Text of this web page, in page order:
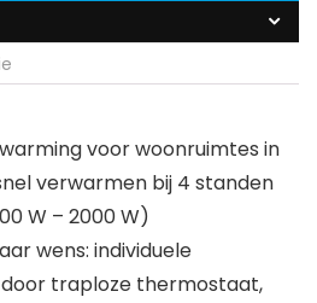
voor woonruimtes in
verwarmen bij 4 standen
W – 2000 W)
wens: individuele
traploze thermostaat,